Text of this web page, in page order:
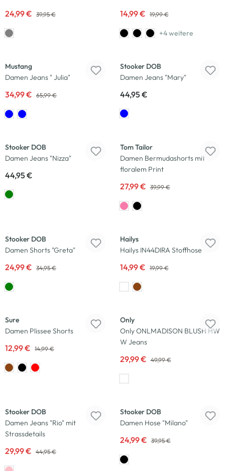
24,99 € 39,95 € 14,99 € 19,99 €
+4 weitere
Mustang
Damen Jeans " Julia"
34,99 € 65,99 €
Stooker DOB
Damen Jeans "Mary"
44,95 €
Stooker DOB
Damen Jeans "Nizza"
44,95 €
Tom Tailor
Damen Bermudashorts mit
floralem Print
27,99 € 39,99 €
Stooker DOB
Damen Shorts "Greta"
24,99 € 34,95 €
Hailys
Hailys IN44DIRA Stoffhose
14,99 € 19,99 €
Sure
Damen Plissee Shorts
12,99 € 14,99 €
Only
Only ONLMADISON BLUSH HW
W Jeans
29,99 € 49,99 €
Stooker DOB
Damen Jeans "Rio" mit
Strassdetails
29,99 € 44,95 €
Stooker DOB
Damen Hose "Milano"
24,99 € 39,95 €